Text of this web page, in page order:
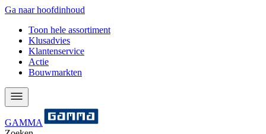
Ga naar hoofdinhoud
Toon hele assortiment
Klusadvies
Klantenservice
Actie
Bouwmarkten
GAMMA